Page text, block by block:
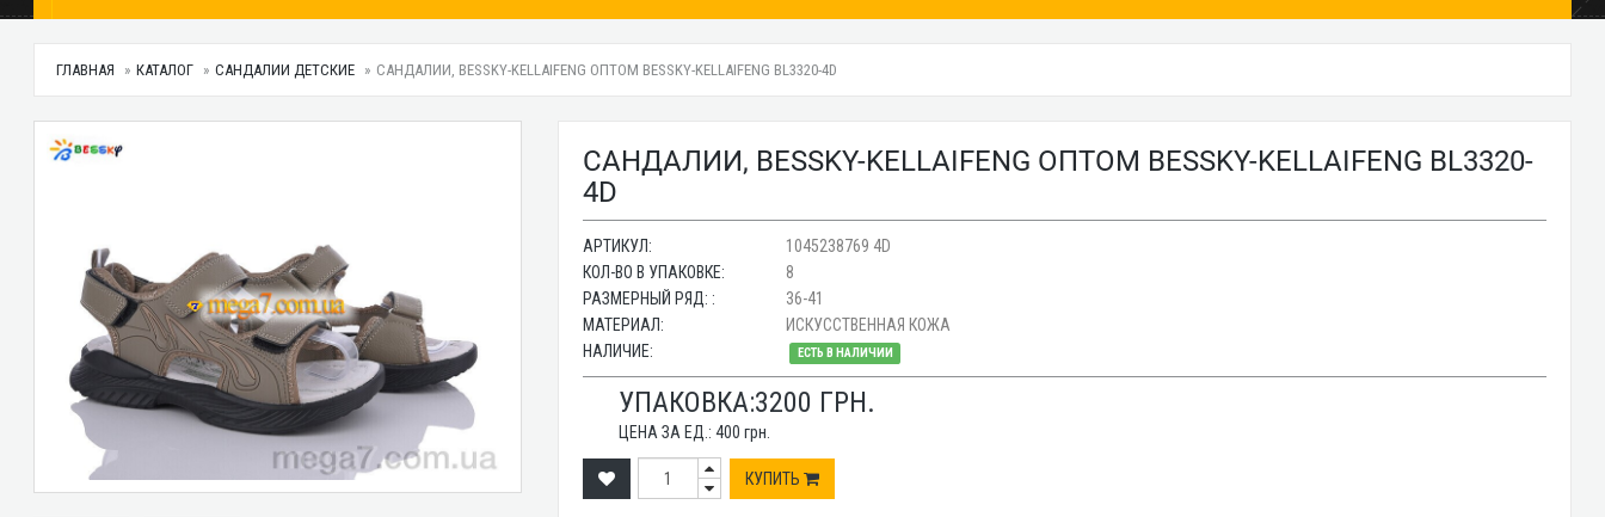
ГЛАВНАЯ КАТАЛОГ САНДАЛИИ ДЕТСКИЕ САНДАЛИИ, BESSKY-KELLAIFENG ОПТОМ BESSKY-KELLAIFENG BL3320-4D
САНДАЛИИ, BESSKY-KELLAIFENG ОПТОМ BESSKY-KELLAIFENG BL3320-
4D
АРТИКУЛ:
1045238769 4D
КОЛ-ВО В УПАКОВКЕ:
8
РАЗМЕРНЫЙ РЯД: :
36-41
МАТЕРИАЛ:
ИСКУССТВЕННАЯ КОЖА
НАЛИЧИЕ:
ЕСТЬ В НАЛИЧИИ
УПАКОВКА:3200 ГРН.
ЦЕНА ЗА ЕД.:400 грн.
КУПИТЬ